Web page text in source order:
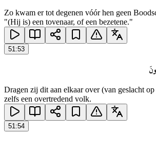
Zo kwam er tot degenen vóór hen geen
"(Hij is) een tovenaar, of een bezetene."
51:53
Dragen zij dit aan elkaar over (van geslacht
zelfs een overtredend volk.
51:54